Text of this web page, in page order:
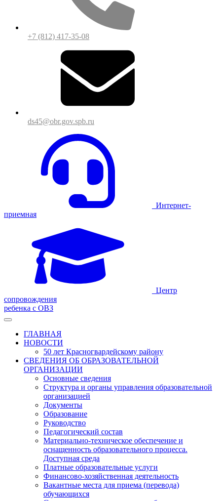
+7 (812) 417-35-08
ds45@obr.gov.spb.ru
Интернет-
приемная
Центр
сопровождения
ребенка с ОВЗ
ГЛАВНАЯ
НОВОСТИ
50 лет Красногвардейскому району
СВЕДЕНИЯ ОБ ОБРАЗОВАТЕЛЬНОЙ
ОРГАНИЗАЦИИ
Основные сведения
Структура и органы управления образовательной
организацией
Документы
Образование
Руководство
Педагогический состав
Материально-техническое обеспечение и
оснащенность образовательного процесса.
Доступная среда
Платные образовательные услуги
Финансово-хозяйственная деятельность
Вакантные места для приема (перевода)
обучающихся